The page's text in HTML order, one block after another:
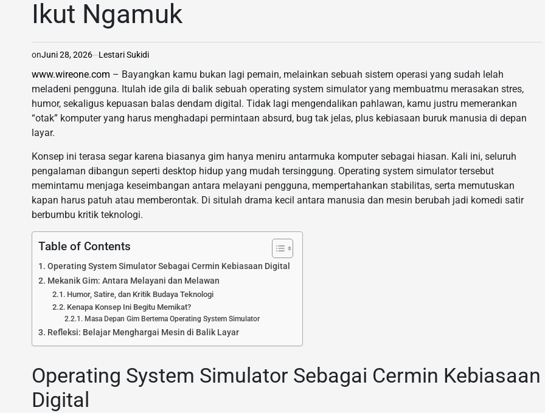
Ikut Ngamuk
onJuni 28, 2026 Lestari Sukidi
www.wireone.com – Bayangkan kamu bukan lagi pemain, melainkan sebuah sistem operasi yang sudah lelah
meladeni pengguna. Itulah ide gila di balik sebuah operating system simulator yang membuatmu merasakan stres,
humor, sekaligus kepuasan balas dendam digital. Tidak lagi mengendalikan pahlawan, kamu justru memerankan
“otak” komputer yang harus menghadapi permintaan absurd, bug tak jelas, plus kebiasaan buruk manusia di depan
layar.
Konsep ini terasa segar karena biasanya gim hanya meniru antarmuka komputer sebagai hiasan. Kali ini, seluruh
pengalaman dibangun seperti desktop hidup yang mudah tersinggung. Operating system simulator tersebut
memintamu menjaga keseimbangan antara melayani pengguna, mempertahankan stabilitas, serta memutuskan
kapan harus patuh atau memberontak. Di situlah drama kecil antara manusia dan mesin berubah jadi komedi satir
berbumbu kritik teknologi.
Table of Contents
Operating System Simulator Sebagai Cermin Kebiasaan Digital
Mekanik Gim: Antara Melayani dan Melawan
Humor, Satire, dan Kritik Budaya Teknologi
Kenapa Konsep Ini Begitu Memikat?
Masa Depan Gim Bertema Operating System Simulator
Refleksi: Belajar Menghargai Mesin di Balik Layar
Operating System Simulator Sebagai Cermin Kebiasaan
Digital